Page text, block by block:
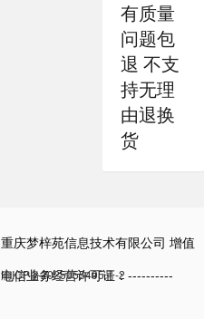
有质量
问题包
退 不支
持无理
由退换
货
重庆梦梓苑信息技术有限公司 增值
电信业务经营许可证：----------
渝ICP备2025055495号-2